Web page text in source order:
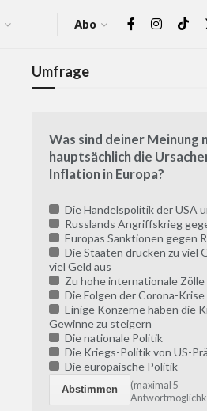
Abo
Umfrage
Was sind deiner Meinung
hauptsächlich die
Inflation in Europa?
Die Handelspolitik der USA
Russlands Angriffskrieg
Europas Sanktionen gegen
Die Staaten drucken zu viel
viel Geld aus
Zu hohe internationale Zölle
Die Folgen der Corona-Krise
Einige Konzerne haben die
Gewinne zu steigern
Die nationale Politik
Die Kriegs-Politik von US-
Die europäische Politik
(maximal 5